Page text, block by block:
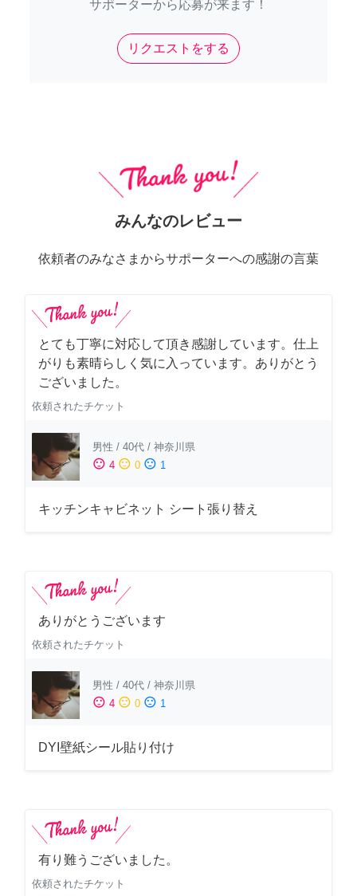
サポーターから応募が来ます！
リクエストをする
みんなのレビュー
依頼者のみなさまからサポーターへの感謝の言葉
とても丁寧に対応して頂き感謝しています。仕上
がりも素晴らしく気に入っています。ありがとう
ございました。
依頼されたチケット
男性 / 40代 / 神奈川県
sentiment_satisfied 4 sentiment_neutral 0 sentiment_dissatisfied 1
キッチンキャビネット シート張り替え
ありがとうございます
依頼されたチケット
男性 / 40代 / 神奈川県
sentiment_satisfied 4 sentiment_neutral 0 sentiment_dissatisfied 1
DYI壁紙シール貼り付け
有り難うございました。
依頼されたチケット